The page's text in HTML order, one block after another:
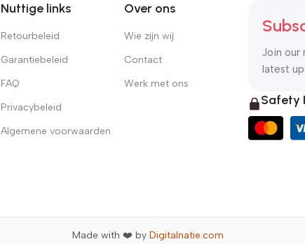
Nuttige links
Retourbeleid
Garantiebeleid
FAQ
Privacybeleid
Algemene voorwaarden
Over ons
Wie zijn wij
Contact
Werk met ons
Join our
latest
Safety
Made with ❤️ by Digitalnatie.com